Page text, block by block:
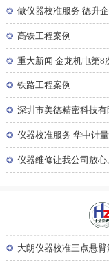
◎ 做仪器校准服务 德升
◎ 高铁工程案例
◎ 重大新闻 金龙机电第8
◎ 铁路工程案例
◎ 深圳市美德精密科技
◎ 仪器校准服务 华中计
◎ 仪器维修让我公司放心
◎ 大朗仪器校准三点悬臂